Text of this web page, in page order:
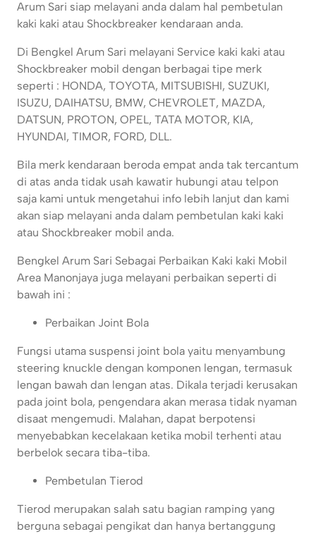
Arum Sari siap melayani anda dalam hal pembetulan
kaki kaki atau Shockbreaker kendaraan anda.
Di Bengkel Arum Sari melayani Service kaki kaki atau
Shockbreaker mobil dengan berbagai tipe merk
seperti : HONDA, TOYOTA, MITSUBISHI, SUZUKI,
ISUZU, DAIHATSU, BMW, CHEVROLET, MAZDA,
DATSUN, PROTON, OPEL, TATA MOTOR, KIA,
HYUNDAI, TIMOR, FORD, DLL.
Bila merk kendaraan beroda empat anda tak tercantum
di atas anda tidak usah kawatir hubungi atau telpon
saja kami untuk mengetahui info lebih lanjut dan kami
akan siap melayani anda dalam pembetulan kaki kaki
atau Shockbreaker mobil anda.
Bengkel Arum Sari Sebagai Perbaikan Kaki kaki Mobil
Area Manonjaya juga melayani perbaikan seperti di
bawah ini :
Perbaikan Joint Bola
Fungsi utama suspensi joint bola yaitu menyambung
steering knuckle dengan komponen lengan, termasuk
lengan bawah dan lengan atas. Dikala terjadi kerusakan
pada joint bola, pengendara akan merasa tidak nyaman
disaat mengemudi. Malahan, dapat berpotensi
menyebabkan kecelakaan ketika mobil terhenti atau
berbelok secara tiba-tiba.
Pembetulan Tierod
Tierod merupakan salah satu bagian ramping yang
berguna sebagai pengikat dan hanya bertanggung